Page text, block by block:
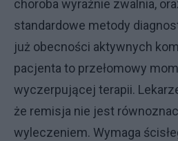
choroba wyraźnie zwalnia,
standardowe metody
już obecności aktywnych
pacjenta to przełomowy
wyczerpującej terapii.
że remisja nie jest
wyleczeniem. Wymaga